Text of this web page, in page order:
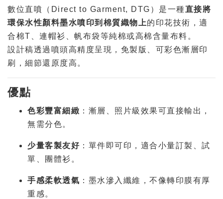
數位直噴（Direct to Garment, DTG）是一種直接將
環保水性顏料墨水噴印到棉質織物上的印花技術，適
合棉T、連帽衫、帆布袋等純棉或高棉含量布料。
設計稿透過噴頭高精度呈現，免製版、可彩色漸層印
刷，細節還原度高。
優點
色彩豐富細緻 ：漸層、照片級效果可直接輸出，
無需分色。
少量客製友好 ：單件即可印，適合小量訂製、試
單、團體衫。
手感柔軟透氣 ：墨水滲入纖維，不像轉印膜有厚
重感。